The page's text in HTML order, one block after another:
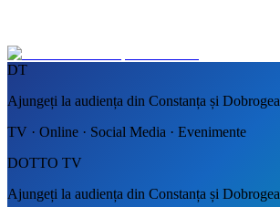
DT
Ajungeți la audiența din Constanța și Dobrogea
TV · Online · Social Media · Evenimente
DOTTO TV
Ajungeți la audiența din Constanța și Dobrogea